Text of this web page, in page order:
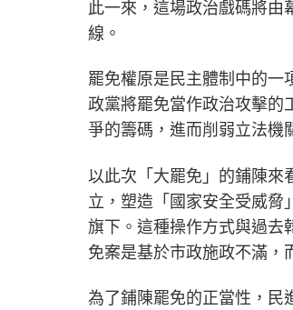
此一來，這場政治戲碼將由
線。
罷免權原是民主體制中的一
政黨將罷免當作政治攻擊的
爭的籌碼，進而削弱立法機
以此次「大罷免」的鋪陳來
立，塑造「國家安全受威脅
旗下。這種操作方式與過去
免案是基於市政施政不滿，
為了鋪陳罷免的正當性，民